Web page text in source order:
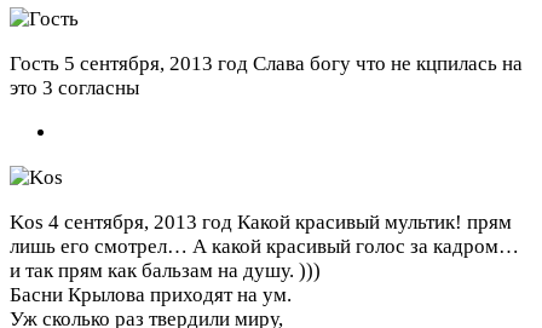
Гость 5 сентября, 2013 год Слава богу что не кцпилась на
это 3 согласны
Kos 4 сентября, 2013 год Какой красивый мультик! прям
лишь его смотрел… А какой красивый голос за кадром…
и так прям как бальзам на душу. )))
Басни Крылова приходят на ум.
Уж сколько раз твердили миру,